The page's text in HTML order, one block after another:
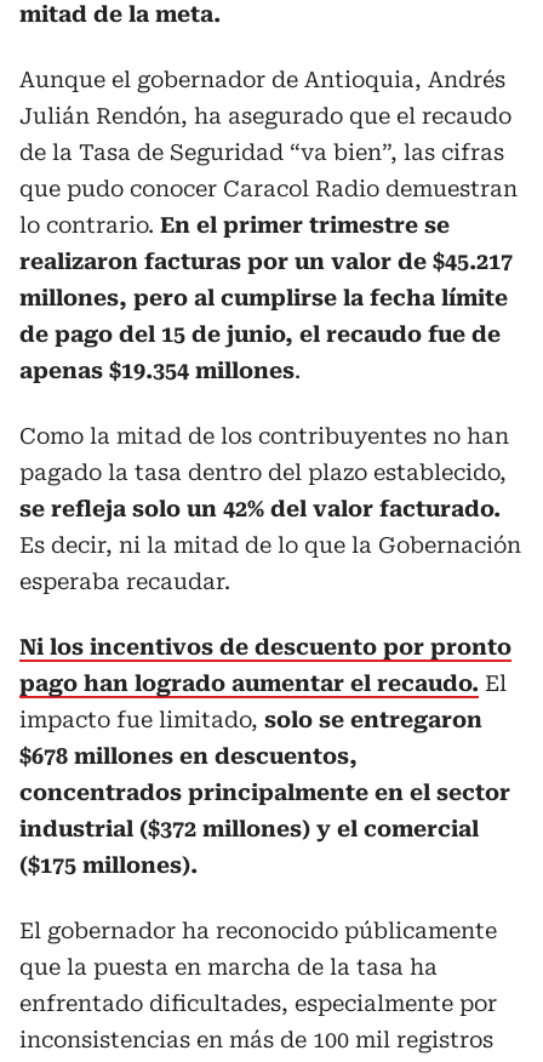
mitad de la meta.
Aunque el gobernador de Antioquia, Andrés
Julián Rendón, ha asegurado que el recaudo
de la Tasa de Seguridad “va bien”, las cifras
que pudo conocer Caracol Radio demuestran
lo contrario. En el primer trimestre se
realizaron facturas por un valor de $45.217
millones, pero al cumplirse la fecha límite
de pago del 15 de junio, el recaudo fue de
apenas $19.354 millones.
Como la mitad de los contribuyentes no han
pagado la tasa dentro del plazo establecido,
se refleja solo un 42% del valor facturado.
Es decir, ni la mitad de lo que la Gobernación
esperaba recaudar.
Ni los incentivos de descuento por pronto
pago han logrado aumentar el recaudo. El
impacto fue limitado, solo se entregaron
$678 millones en descuentos,
concentrados principalmente en el sector
industrial ($372 millones) y el comercial
($175 millones).
El gobernador ha reconocido públicamente
que la puesta en marcha de la tasa ha
enfrentado dificultades, especialmente por
inconsistencias en más de 100 mil registros